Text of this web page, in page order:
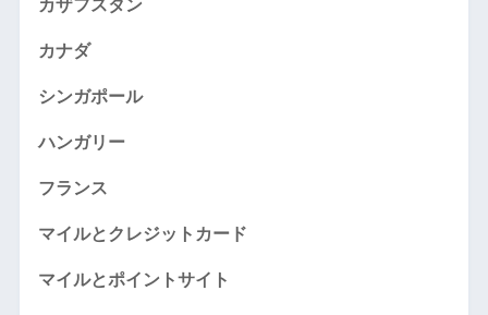
カザフスタン
カナダ
シンガポール
ハンガリー
フランス
マイルとクレジットカード
マイルとポイントサイト